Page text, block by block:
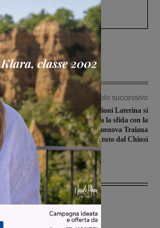
sorpassi fra tir....
Articolo successivo
L’Arno Castiglioni Laterina si
aggiudica la sfida con la
Castelnuovese, il Terranuova Traiana
battuto dal Chiusi